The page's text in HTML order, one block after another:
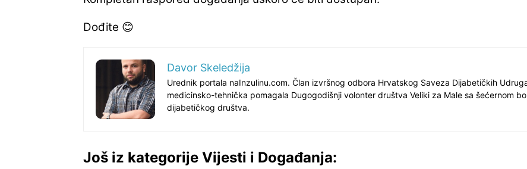
Dođite 😊
Davor Skeledžija
Urednik portala naInzulinu.com. Član izvršnog odbora Hrvatskog Saveza Dijabetičkih
medicinsko-tehnička pomagala Dugogodišnji volonter društva Veliki za Male sa šećernom
dijabetičkog društva.
Još iz kategorije Vijesti i Događanja: